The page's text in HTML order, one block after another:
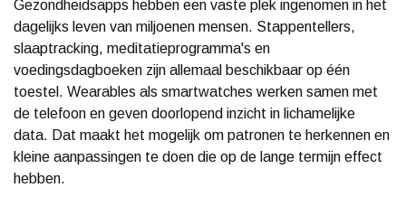
Gezondheidsapps hebben een vaste plek ingenomen in het
dagelijks leven van miljoenen mensen. Stappentellers,
slaaptracking, meditatieprogramma's en
voedingsdagboeken zijn allemaal beschikbaar op één
toestel. Wearables als smartwatches werken samen met
de telefoon en geven doorlopend inzicht in lichamelijke
data. Dat maakt het mogelijk om patronen te herkennen en
kleine aanpassingen te doen die op de lange termijn effect
hebben.